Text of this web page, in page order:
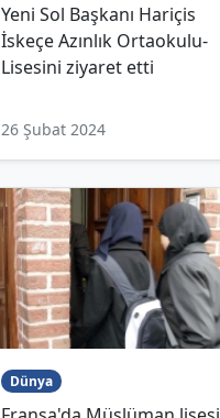
Yeni Sol Başkanı Hariçis
İskeçe Azınlık Ortaokulu-
Lisesini ziyaret etti
26 Şubat 2024
Dünya